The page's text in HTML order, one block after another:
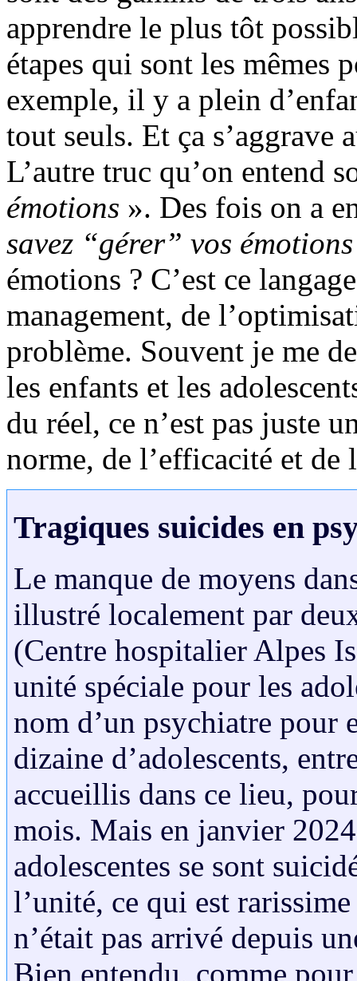
apprendre le plus tôt
étapes qui sont les mêmes
exemple, il y a plein
tout seuls. Et ça s’aggrave
L’autre truc qu’on entend
émotions ». Des fois on a
savez “gérer” vos
émotions ? C’est ce
management, de
problème. Souvent je me
les enfants et les
du réel, ce n’est pas juste
norme, de l’efficacité et de
Tragiques suicides en
Le manque de moyens
illustré localement par
(Centre hospitalier Alpes
unité spéciale pour les
nom d’un psychiatre pour
dizaine d’adolescents,
accueillis dans ce lieu,
mois. Mais en janvier
adolescentes se sont
l’unité, ce qui est
n’était pas arrivé depuis
Bien entendu, comme